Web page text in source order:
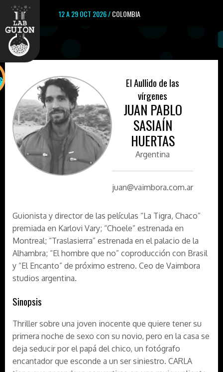
12 A 29 OCT 2026 /COLOMBIA
El Aullido de las
vírgenes
JUAN PABLO
SASIAÍN
HUERTAS
Argentina
juan@vaimbora.com.ar
Guionista y director de las películas “La Tigra, Chaco”
premiada en Karlovi Vary; “Choele” estrenada en
Montreal; “Traslasierra” estrenada en el palacio de la
Alhambra; “El hombre que no” coproducción con Brasil
y “El Encanto” de próximo estreno. Ceo de Vaimbora
studios argentina.
Sinopsis
Thriller sobre una joven inocente que quiere tener su
primera noche de sexo con su novio, pero en la casa se
deja seducir por el papá del chico, un fotógrafo
encantador que esconde a un ser siniestro. CARLA